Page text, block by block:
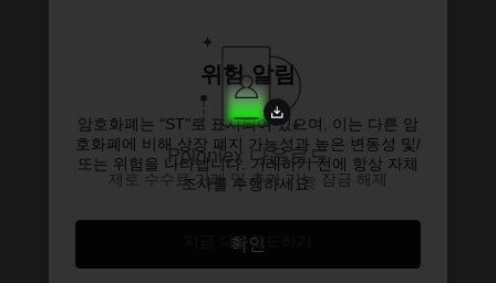
Poloniex 다운로드
제로 수수료 거래 및 추가 기능 잠금 해제
지금 다운로드하기
위험 알림
암호화폐는 "ST"로 표시되어 있으며, 이는 다른 암
호화폐에 비해 상장 폐지 가능성과 높은 변동성 및/
또는 위험을 나타냅니다. 거래하기 전에 항상 자체
조사를 수행하세요.
확인